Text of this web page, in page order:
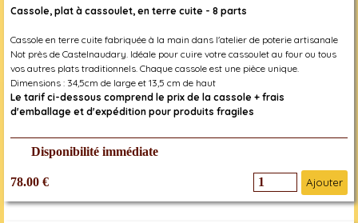
Cassole, plat à cassoulet, en terre cuite - 8 parts
Cassole en terre cuite fabriquée à la main dans l'atelier de poterie artisanale
Not près de Castelnaudary. Idéale pour cuire votre cassoulet au four ou tous
vos autres plats traditionnels. Chaque cassole est une pièce unique.
Dimensions : 34,5cm de large et 13,5 cm de haut
Le tarif ci-dessous comprend le prix de la cassole + frais
d'emballage et d'expédition pour produits fragiles
Disponibilité immédiate
78.00 € Ajouter